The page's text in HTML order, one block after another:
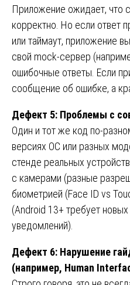
Приложение ожидает, что
корректно. Но если ответ
или таймаут, приложение
свой mock-сервер
ошибочные ответы. Если
сообщение об ошибке, а
Дефект 5: Проблемы с
Один и тот же код по-
версиях ОС или разных
стенде реальных
с камерами (разные
биометрией (Face ID vs
(Android 13+ требует
уведомлений).
Дефект 6: Нарушение
(например, Human